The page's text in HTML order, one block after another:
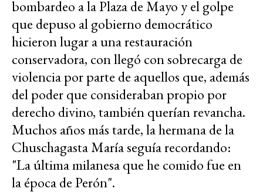
bombardeo a la Plaza de Mayo y el golpe
que depuso al gobierno democrático
hicieron lugar a una restauración
conservadora, con llegó con sobrecarga de
violencia por parte de aquellos que, además
del poder que consideraban propio por
derecho divino, también querían revancha.
Muchos años más tarde, la hermana de la
Chuschagasta María seguía recordando:
"La última milanesa que he comido fue en
la época de Perón".